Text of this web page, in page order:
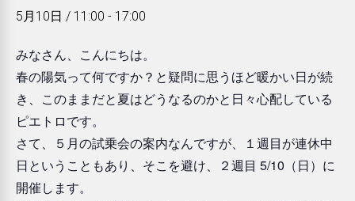
5月10日 / 11:00 - 17:00
みなさん、こんにちは。
春の陽気って何ですか？と疑問に思うほど暖かい日が続
き、このままだと夏はどうなるのかと日々心配している
ピエトロです。
さて、５月の試乗会の案内なんですが、１週目が連休中
日ということもあり、そこを避け、２週目 5/10（日）に
開催します。